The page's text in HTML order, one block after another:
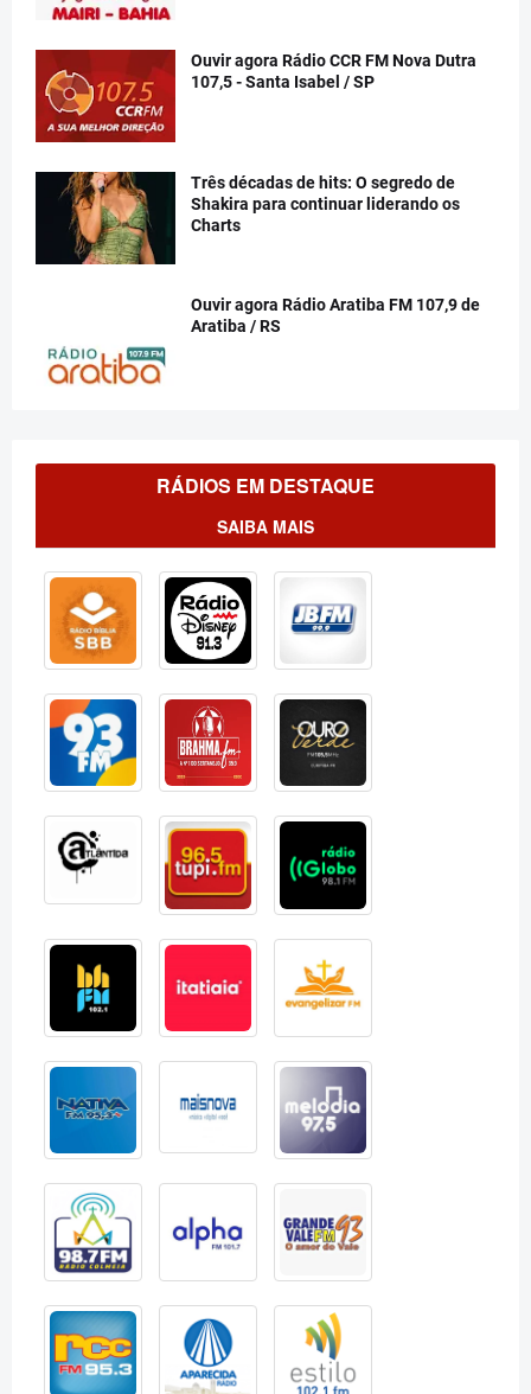
Ouvir agora Rádio CCR FM Nova Dutra
107,5 - Santa Isabel / SP
Três décadas de hits: O segredo de
Shakira para continuar liderando os
Charts
Ouvir agora Rádio Aratiba FM 107,9 de
Aratiba / RS
RÁDIOS EM DESTAQUE
SAIBA MAIS